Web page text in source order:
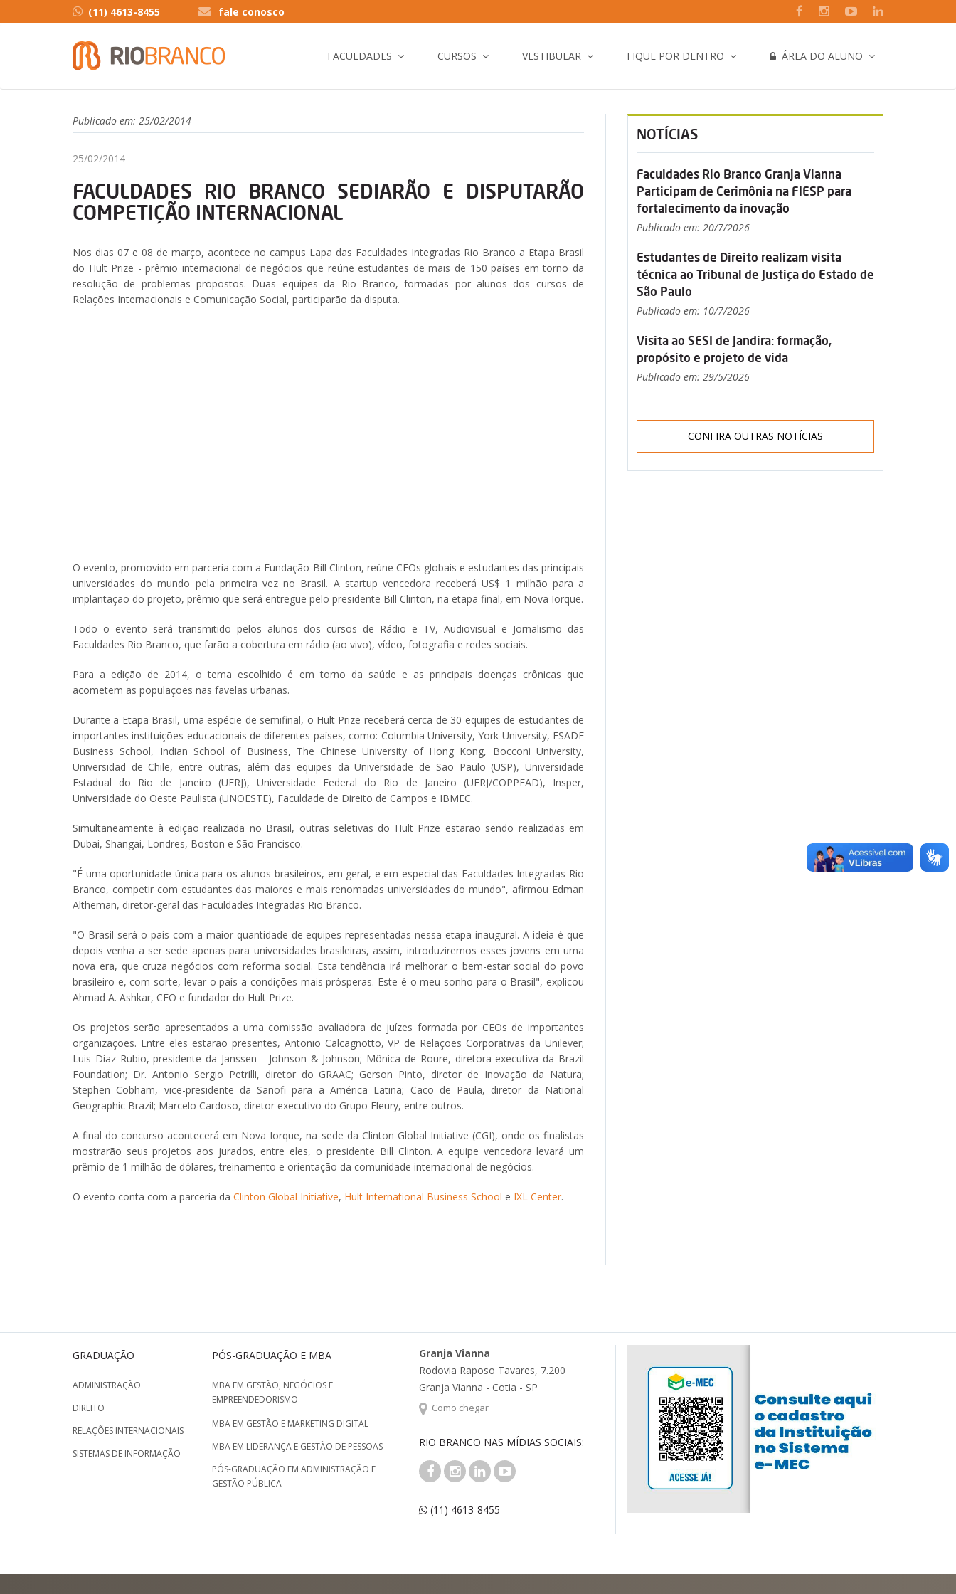
(11) 4613-8455 fale conosco
FACULDADES CURSOS VESTIBULAR FIQUE POR DENTRO ÁREA DO ALUNO
Publicado em: 25/02/2014
25/02/2014
FACULDADES RIO BRANCO SEDIARÃO E DISPUTARÃO
COMPETIÇÃO INTERNACIONAL
Nos dias 07 e 08 de março, acontece no campus Lapa das Faculdades Integradas Rio Branco a Etapa Brasil
do Hult Prize - prêmio internacional de negócios que reúne estudantes de mais de 150 países em torno da
resolução de problemas propostos. Duas equipes da Rio Branco, formadas por alunos dos cursos de
Relações Internacionais e Comunicação Social, participarão da disputa.
O evento, promovido em parceria com a Fundação Bill Clinton, reúne CEOs globais e estudantes das principais
universidades do mundo pela primeira vez no Brasil. A startup vencedora receberá US$ 1 milhão para a
implantação do projeto, prêmio que será entregue pelo presidente Bill Clinton, na etapa final, em Nova Iorque.
Todo o evento será transmitido pelos alunos dos cursos de Rádio e TV, Audiovisual e Jornalismo das
Faculdades Rio Branco, que farão a cobertura em rádio (ao vivo), vídeo, fotografia e redes sociais.
Para a edição de 2014, o tema escolhido é em torno da saúde e as principais doenças crônicas que
acometem as populações nas favelas urbanas.
Durante a Etapa Brasil, uma espécie de semifinal, o Hult Prize receberá cerca de 30 equipes de estudantes de
importantes instituições educacionais de diferentes países, como: Columbia University, York University, ESADE
Business School, Indian School of Business, The Chinese University of Hong Kong, Bocconi University,
Universidad de Chile, entre outras, além das equipes da Universidade de São Paulo (USP), Universidade
Estadual do Rio de Janeiro (UERJ), Universidade Federal do Rio de Janeiro (UFRJ/COPPEAD), Insper,
Universidade do Oeste Paulista (UNOESTE), Faculdade de Direito de Campos e IBMEC.
Simultaneamente à edição realizada no Brasil, outras seletivas do Hult Prize estarão sendo realizadas em
Dubai, Shangai, Londres, Boston e São Francisco.
"É uma oportunidade única para os alunos brasileiros, em geral, e em especial das Faculdades Integradas Rio
Branco, competir com estudantes das maiores e mais renomadas universidades do mundo", afirmou Edman
Altheman, diretor-geral das Faculdades Integradas Rio Branco.
"O Brasil será o país com a maior quantidade de equipes representadas nessa etapa inaugural. A ideia é que
depois venha a ser sede apenas para universidades brasileiras, assim, introduziremos esses jovens em uma
nova era, que cruza negócios com reforma social. Esta tendência irá melhorar o bem-estar social do povo
brasileiro e, com sorte, levar o país a condições mais prósperas. Este é o meu sonho para o Brasil", explicou
Ahmad A. Ashkar, CEO e fundador do Hult Prize.
Os projetos serão apresentados a uma comissão avaliadora de juízes formada por CEOs de importantes
organizações. Entre eles estarão presentes, Antonio Calcagnotto, VP de Relações Corporativas da Unilever;
Luis Diaz Rubio, presidente da Janssen - Johnson & Johnson; Mônica de Roure, diretora executiva da Brazil
Foundation; Dr. Antonio Sergio Petrilli, diretor do GRAAC; Gerson Pinto, diretor de Inovação da Natura;
Stephen Cobham, vice-presidente da Sanofi para a América Latina; Caco de Paula, diretor da National
Geographic Brazil; Marcelo Cardoso, diretor executivo do Grupo Fleury, entre outros.
A final do concurso acontecerá em Nova Iorque, na sede da Clinton Global Initiative (CGI), onde os finalistas
mostrarão seus projetos aos jurados, entre eles, o presidente Bill Clinton. A equipe vencedora levará um
prêmio de 1 milhão de dólares, treinamento e orientação da comunidade internacional de negócios.
O evento conta com a parceria da Clinton Global Initiative, Hult International Business School e IXL Center.
NOTÍCIAS
Faculdades Rio Branco Granja Vianna
Participam de Cerimônia na FIESP para
fortalecimento da inovação
Publicado em: 20/7/2026
Estudantes de Direito realizam visita
técnica ao Tribunal de Justiça do Estado de
São Paulo
Publicado em: 10/7/2026
Visita ao SESI de Jandira: formação,
propósito e projeto de vida
Publicado em: 29/5/2026
CONFIRA OUTRAS NOTÍCIAS
GRADUAÇÃO
ADMINISTRAÇÃO
DIREITO
RELAÇÕES INTERNACIONAIS
SISTEMAS DE INFORMAÇÃO
PÓS-GRADUAÇÃO E MBA
MBA EM GESTÃO, NEGÓCIOS E
EMPREENDEDORISMO
MBA EM GESTÃO E MARKETING DIGITAL
MBA EM LIDERANÇA E GESTÃO DE PESSOAS
PÓS-GRADUAÇÃO EM ADMINISTRAÇÃO E
GESTÃO PÚBLICA
Granja Vianna
Rodovia Raposo Tavares, 7.200
Granja Vianna - Cotia - SP
Como chegar
RIO BRANCO NAS MÍDIAS SOCIAIS:
(11) 4613-8455